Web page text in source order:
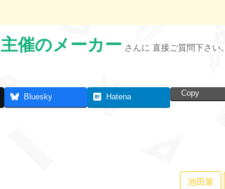
主催のメーカー さんに 直接ご質問下さい。
Bluesky Hatena Copy
池田屋